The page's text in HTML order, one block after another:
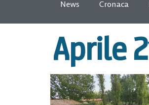
News Cronaca
Aprile